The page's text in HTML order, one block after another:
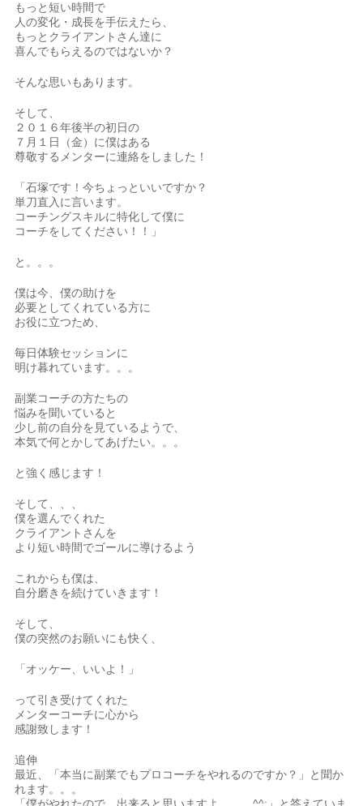
もっと短い時間で
人の変化・成長を手伝えたら、
もっとクライアントさん達に
喜んでもらえるのではないか？
そんな思いもあります。
そして、
２０１６年後半の初日の
７月１日（金）に僕はある
尊敬するメンターに連絡をしました！
「石塚です！今ちょっといいですか？
単刀直入に言います。
コーチングスキルに特化して僕に
コーチをしてください！！」
と。。。
僕は今、僕の助けを
必要としてくれている方に
お役に立つため、
毎日体験セッションに
明け暮れています。。。
副業コーチの方たちの
悩みを聞いていると
少し前の自分を見ているようで、
本気で何とかしてあげたい。。。
と強く感じます！
そして、、、
僕を選んでくれた
クライアントさんを
より短い時間でゴールに導けるよう
これからも僕は、
自分磨きを続けていきます！
そして、
僕の突然のお願いにも快く、
「オッケー、いいよ！」
って引き受けてくれた
メンターコーチに心から
感謝致します！
追伸
最近、「本当に副業でもプロコーチをやれるのですか？」と聞か
れます。。。